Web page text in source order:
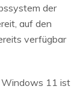
der
auf den
verfügbar
Windows 11 ist